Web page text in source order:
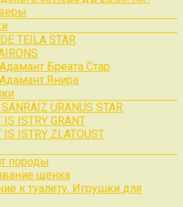
TEILA STAR
Бреата Стар
Янира
URANUS STAR
IS ISTRY GRANT
IS ISTRY ZLATOUST
породы
щенка
к туалету. Игрушки для